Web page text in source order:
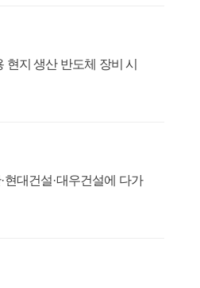
지 생산 반도체 장비 시
현대건설·대우건설에 다가